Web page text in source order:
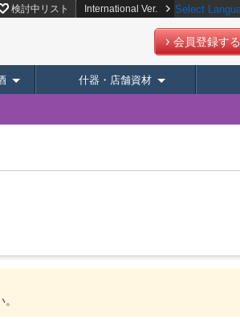
検討中リスト International Ver. Select
会員登録す
什器・店舗資材